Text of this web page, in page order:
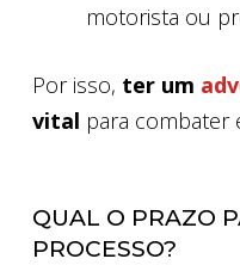
motorista ou
Por isso, ter um
vital para combater
QUAL O PRAZO
PROCESSO?